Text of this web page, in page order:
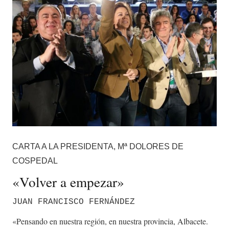
CARTA A LA PRESIDENTA, Mª DOLORES DE
COSPEDAL
«Volver a empezar»
JUAN FRANCISCO FERNÁNDEZ
«Pensando en nuestra región, en nuestra provincia, Albacete.